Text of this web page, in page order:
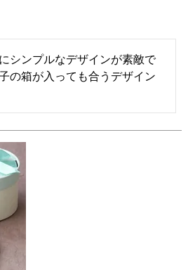
シンプルなデザインが素敵で
の箱が入っても合うデザイン